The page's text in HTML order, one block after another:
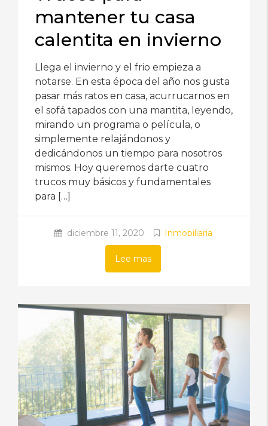
mantener tu casa
calentita en invierno
Llega el invierno y el frio empieza a
notarse. En esta época del año nos gusta
pasar más ratos en casa, acurrucarnos en
el sofá tapados con una mantita, leyendo,
mirando un programa o película, o
simplemente relajándonos y
dedicándonos un tiempo para nosotros
mismos. Hoy queremos darte cuatro
trucos muy básicos y fundamentales
para […]
diciembre 11, 2020 Inmobiliaria
Lee mas